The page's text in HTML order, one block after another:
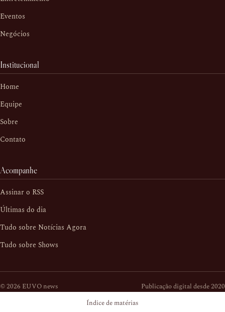
Eventos
Negócios
Institucional
Home
Equipe
Sobre
Contato
Acompanhe
Assinar o RSS
Últimas do dia
Tudo sobre Notícias Agora
Tudo sobre Shows
© 2026 EUVO news
Publicação digital desde 2020
Índice de matérias